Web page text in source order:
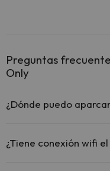
Preguntas
Only
¿Dónde puedo
aparcamiento (bajo
¿Tiene conexión wifi